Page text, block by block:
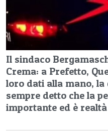
Il sindaco
Crema: a Prefetto,
loro dati alla mano,
sempre detto che la
importante ed è realtà